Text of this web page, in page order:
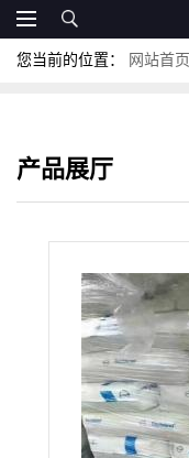
您当前的位置： 网站首页
产品展厅